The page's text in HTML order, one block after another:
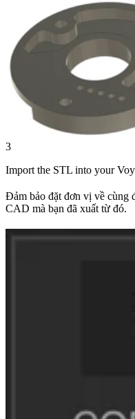
3
Import the STL into your
Đảm bảo đặt đơn vị về cùng
CAD mà bạn đã xuất từ ​​đó.